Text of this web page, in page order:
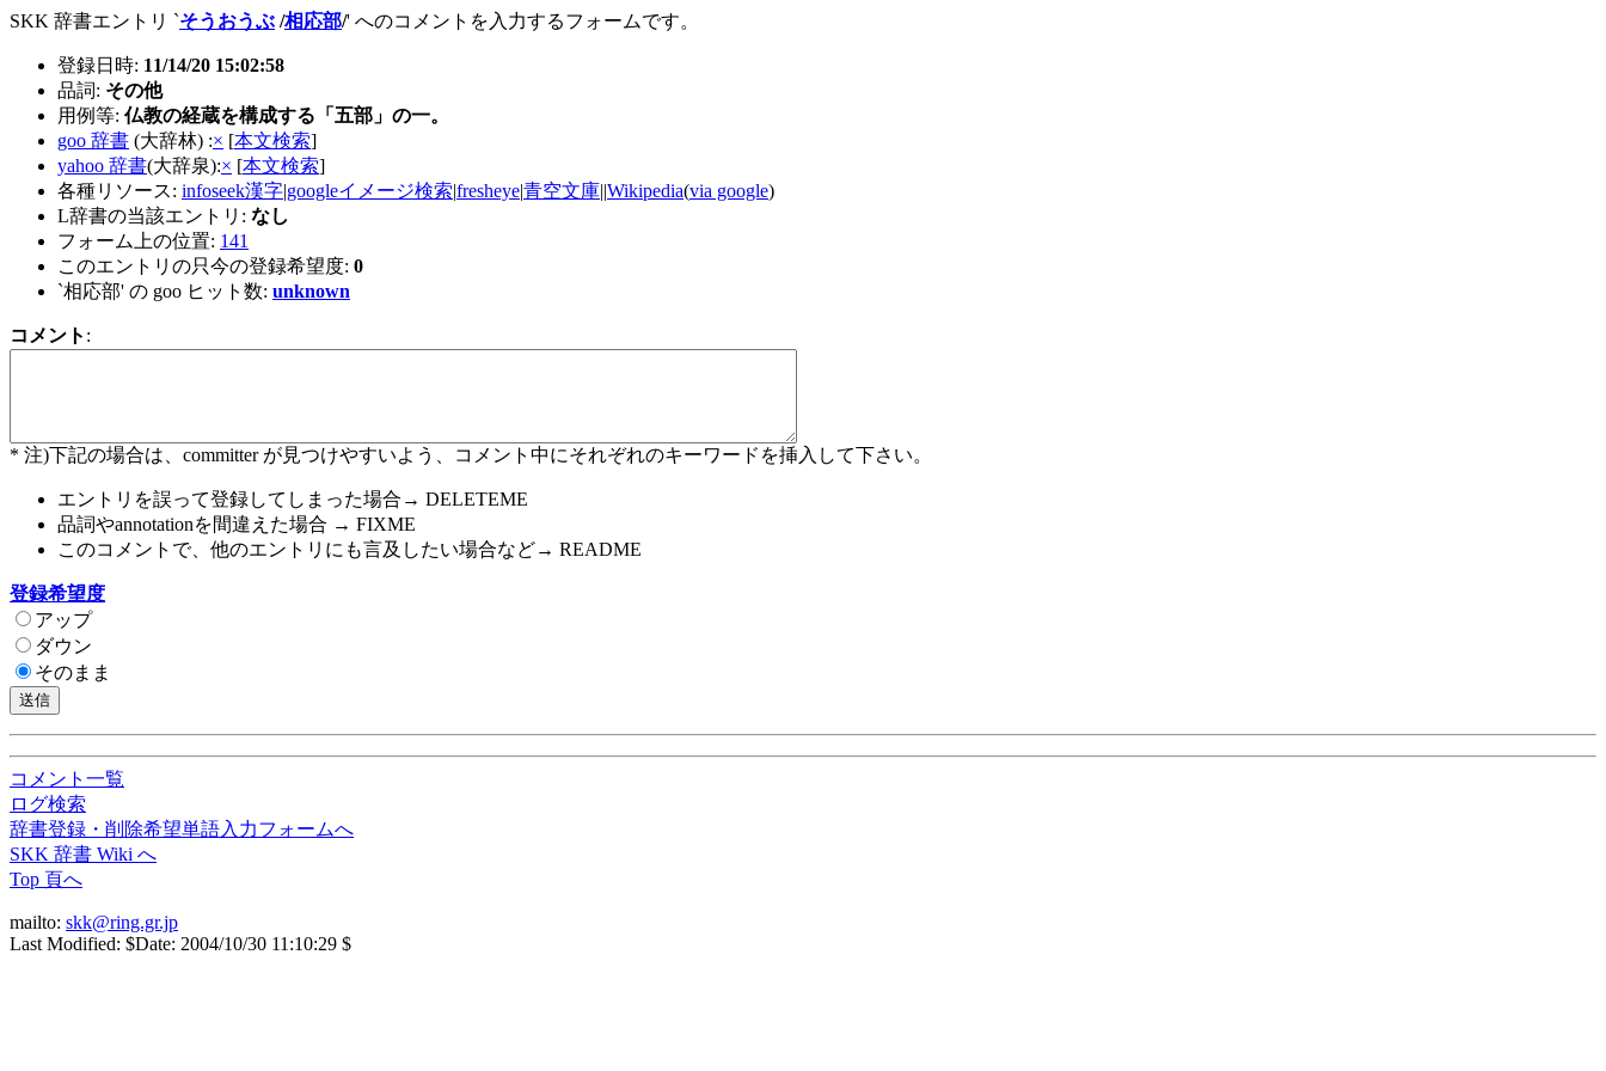
SKK 辞書エントリ `そうおうぶ /相応部/' へのコメントを入力するフォームです。
登録日時: 11/14/20 15:02:58
品詞: その他
用例等: 仏教の経蔵を構成する「五部」の一。
goo 辞書 (大辞林) :× [本文検索]
yahoo 辞書(大辞泉):× [本文検索]
各種リソース: infoseek漢字|googleイメージ検索|fresheye|青空文庫||Wikipedia(via google)
L辞書の当該エントリ: なし
フォーム上の位置: 141
このエントリの只今の登録希望度: 0
`相応部' の goo ヒット数: unknown
コメント :
* 注)下記の場合は、committer が見つけやすいよう、コメント中にそれぞれのキーワードを挿入して下さい。
エントリを誤って登録してしまった場合→ DELETEME
品詞やannotationを間違えた場合 → FIXME
このコメントで、他のエントリにも言及したい場合など→ README
登録希望度
アップ
ダウン
そのまま
コメント一覧
ログ検索
辞書登録・削除希望単語入力フォームへ
SKK 辞書 Wiki へ
Top 頁へ
mailto: skk@ring.gr.jp
Last Modified: $Date: 2004/10/30 11:10:29 $